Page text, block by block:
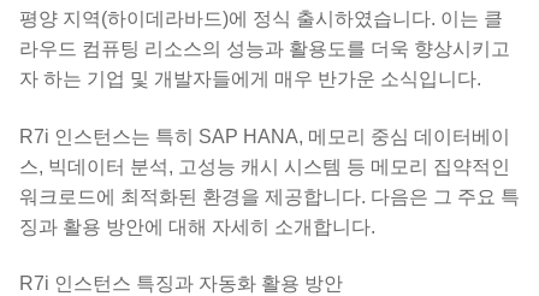
평양 지역(하이데라바드)에 정식 출시하였습니다. 이는 클
라우드 컴퓨팅 리소스의 성능과 활용도를 더욱 향상시키고
자 하는 기업 및 개발자들에게 매우 반가운 소식입니다.
R7i 인스턴스는 특히 SAP HANA, 메모리 중심 데이터베이
스, 빅데이터 분석, 고성능 캐시 시스템 등 메모리 집약적인
워크로드에 최적화된 환경을 제공합니다. 다음은 그 주요 특
징과 활용 방안에 대해 자세히 소개합니다.
R7i 인스턴스 특징과 자동화 활용 방안